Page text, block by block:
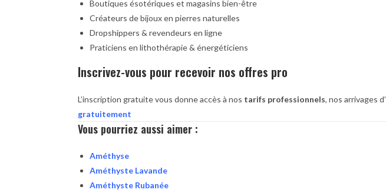
Boutiques ésotériques et magasins bien-être
Créateurs de bijoux en pierres naturelles
Dropshippers & revendeurs en ligne
Praticiens en lithothérapie & énergéticiens
Inscrivez-vous pour recevoir nos offres pro
L’inscription gratuite vous donne accès à nos tarifs professionnels, nos arrivages d’
gratuitement
Vous pourriez aussi aimer :
Améthyse
Améthyste Lavande
Améthyste Rubanée